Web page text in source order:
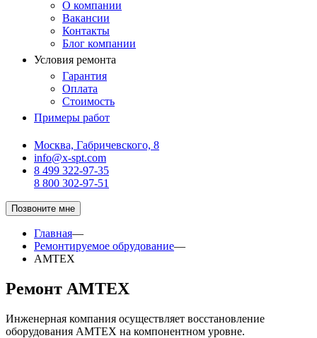
О компании
Вакансии
Контакты
Блог компании
Условия ремонта
Гарантия
Оплата
Стоимость
Примеры работ
Москва, Габричевского, 8
info@x-spt.com
8 499 322-97-35
8 800 302-97-51
Позвоните мне
Главная—
Ремонтируемое обрудование—
AMTEX
Ремонт AMTEX
Инженерная компания осуществляет восстановление
оборудования AMTEX на компонентном уровне.